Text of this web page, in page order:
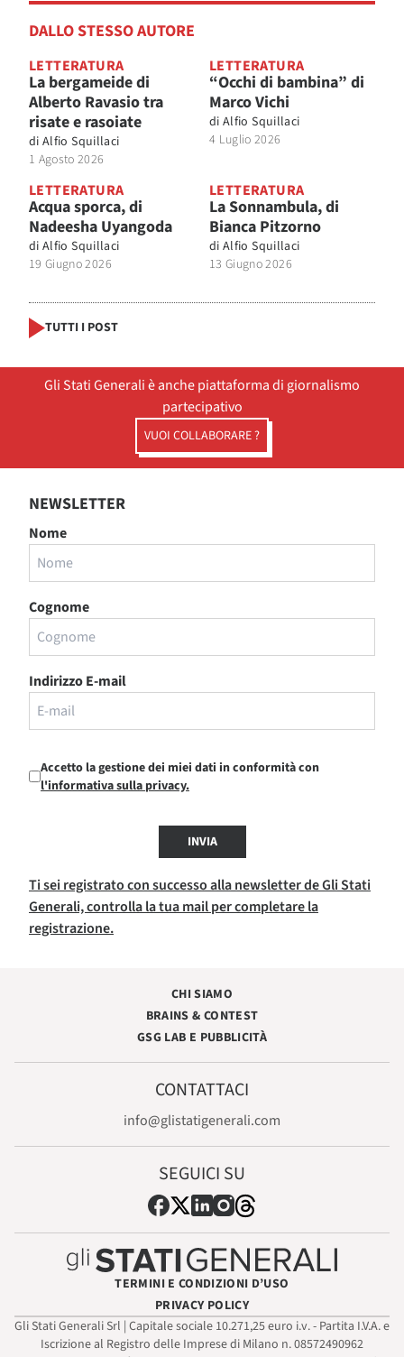
DALLO STESSO AUTORE
LETTERATURA
La bergameide di
Alberto Ravasio tra
risate e rasoiate
di Alfio Squillaci
1 Agosto 2026
LETTERATURA
“Occhi di bambina” di
Marco Vichi
di Alfio Squillaci
4 Luglio 2026
LETTERATURA
Acqua sporca, di
Nadeesha Uyangoda
di Alfio Squillaci
19 Giugno 2026
LETTERATURA
La Sonnambula, di
Bianca Pitzorno
di Alfio Squillaci
13 Giugno 2026
TUTTI I POST
Gli Stati Generali è anche piattaforma di giornalismo
partecipativo
VUOI COLLABORARE ?
NEWSLETTER
Nome
Cognome
Indirizzo E-mail
Accetto la gestione dei miei dati in conformità con
l'informativa sulla privacy.
INVIA
Ti sei registrato con successo alla newsletter de Gli Stati
Generali, controlla la tua mail per completare la
registrazione.
CHI SIAMO
BRAINS & CONTEST
GSG LAB E PUBBLICITÀ
CONTATTACI
info@glistatigenerali.com
SEGUICI SU
TERMINI E CONDIZIONI D’USO
PRIVACY POLICY
Gli Stati Generali Srl | Capitale sociale 10.271,25 euro i.v. - Partita I.V.A. e
Iscrizione al Registro delle Imprese di Milano n. 08572490962